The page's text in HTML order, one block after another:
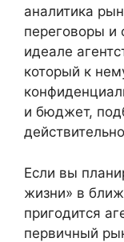
аналитика
переговоры и
идеале
который к
и бюджет,
Если вы
жизни» в
пригодится
первичный